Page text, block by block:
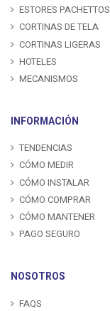
ESTORES PACHETTOS
CORTINAS DE TELA
CORTINAS LIGERAS
HOTELES
MECANISMOS
INFORMACIÓN
TENDENCIAS
CÓMO MEDIR
CÓMO INSTALAR
CÓMO COMPRAR
CÓMO MANTENER
PAGO SEGURO
NOSOTROS
FAQS